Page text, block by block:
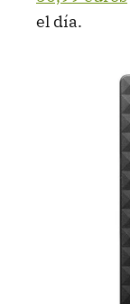
el día.